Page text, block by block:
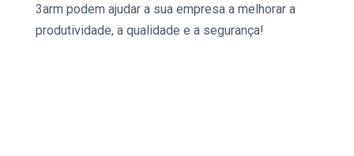
3arm podem ajudar a sua empresa a melhorar a
produtividade, a qualidade e a segurança!